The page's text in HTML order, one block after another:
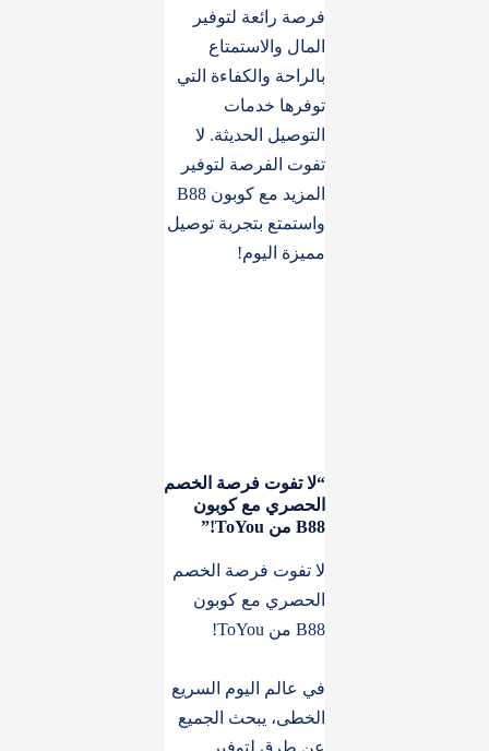
فرصة رائعة لتوفير
المال والاستمتاع
بالراحة والكفاءة التي
توفرها خدمات
التوصيل الحديثة. لا
تفوت الفرصة لتوفير
المزيد مع كوبون B88
واستمتع بتجربة توصيل
مميزة اليوم!
“لا تفوت فرصة الخصم
الحصري مع كوبون
B88 من ToYou!”
لا تفوت فرصة الخصم
الحصري مع كوبون
B88 من ToYou!
في عالم اليوم السريع
الخطى، يبحث الجميع
عن طرق لتوفير